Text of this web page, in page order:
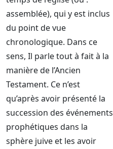
assemblée), qui y est inclus
du point de vue
chronologique. Dans ce
sens, Il parle tout à fait à la
manière de l’Ancien
Testament. Ce n’est
qu’après avoir présenté la
succession des événements
prophétiques dans la
sphère juive et les avoir